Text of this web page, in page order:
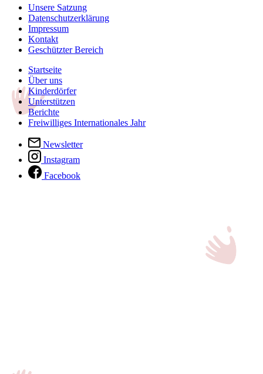
Unsere Satzung
Datenschutzerklärung
Impressum
Kontakt
Geschützter Bereich
Startseite
Über uns
Kinderdörfer
Unterstützen
Berichte
Freiwilliges Internationales Jahr
Newsletter
Instagram
Facebook